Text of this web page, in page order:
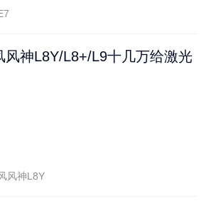
风神L8Y/L8+/L9十几万给激光
风神L8Y